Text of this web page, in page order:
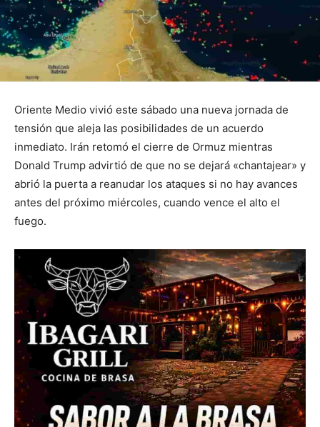
Oriente Medio vivió este sábado una nueva jornada de
tensión que aleja las posibilidades de un acuerdo
inmediato. Irán retomó el cierre de Ormuz mientras
Donald Trump advirtió de que no se dejará «chantajear» y
abrió la puerta a reanudar los ataques si no hay avances
antes del próximo miércoles, cuando vence el alto el
fuego.